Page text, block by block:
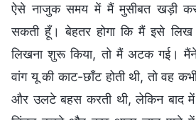
ऐसे नाजुक समय में मैं मुसीबत खड़ी
सकती हूँ। बेहतर होगा कि मैं इसे
लिखना शुरू किया, तो मैं अटक गई।
वांग यू की काट-छाँट होती थी, तो वह
और उलटे बहस करती थी, लेकिन बाद